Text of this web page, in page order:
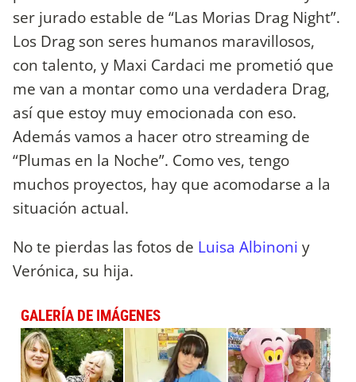
ser jurado estable de “Las Morias Drag Night”.
Los Drag son seres humanos maravillosos,
con talento, y Maxi Cardaci me prometió que
me van a montar como una verdadera Drag,
así que estoy muy emocionada con eso.
Además vamos a hacer otro streaming de
“Plumas en la Noche”. Como ves, tengo
muchos proyectos, hay que acomodarse a la
situación actual.
No te pierdas las fotos de Luisa Albinoni y
Verónica, su hija.
GALERÍA DE IMÁGENES